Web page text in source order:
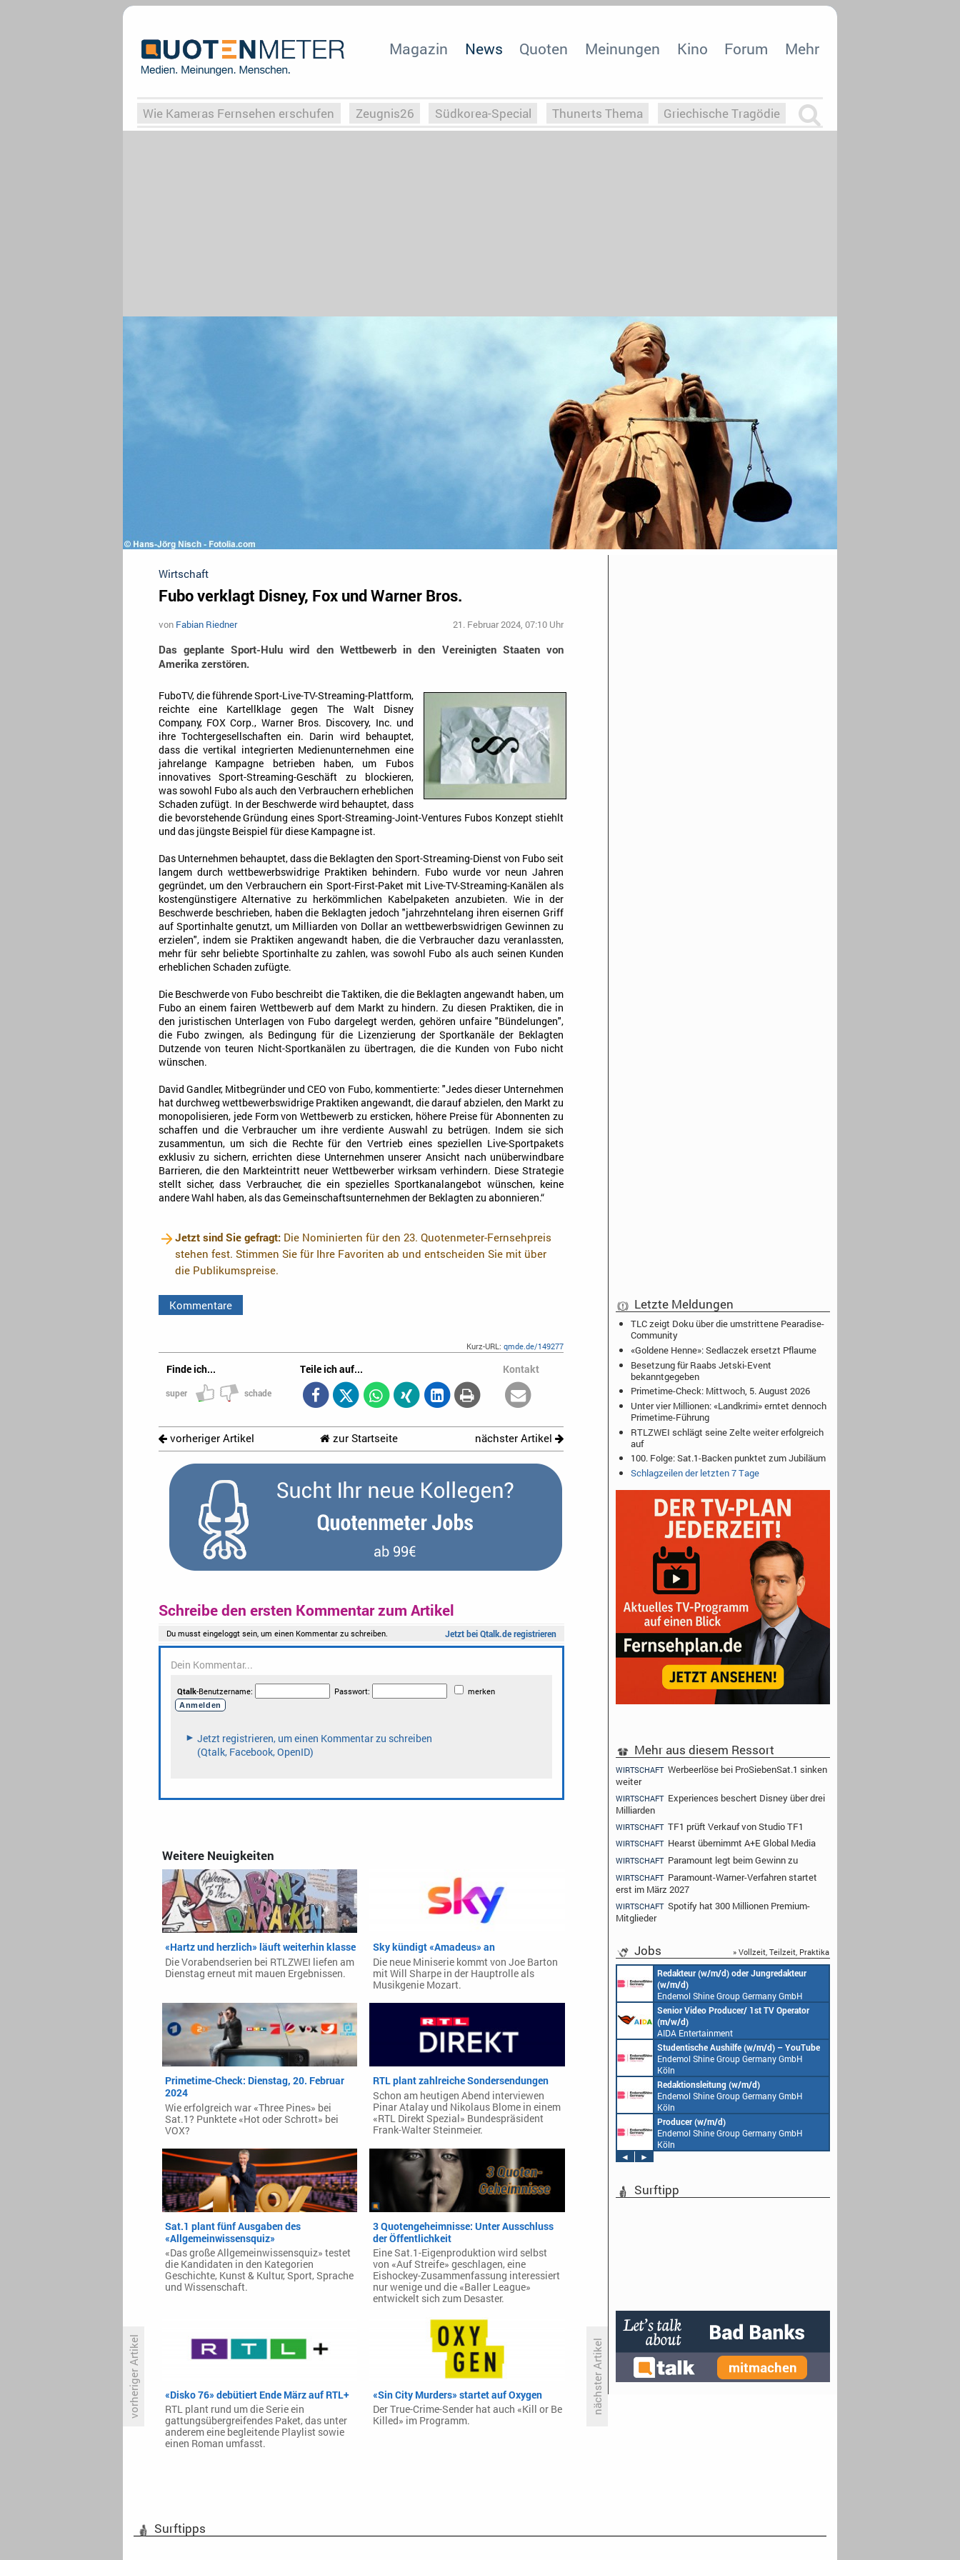
Magazin News Quoten Meinungen Kino Forum Mehr
Wie Kameras Fernsehen erschufen Zeugnis26 Südkorea-Special Thunerts Thema Griechische Tragödie
Wirtschaft
Fubo verklagt Disney, Fox und Warner Bros.
von Fabian Riedner 21. Februar 2024, 07:10 Uhr
Das geplante Sport-Hulu wird den Wettbewerb in den Vereinigten Staaten von
Amerika zerstören.
FuboTV, die führende Sport-Live-TV-Streaming-Plattform,
reichte eine Kartellklage gegen The Walt Disney
Company, FOX Corp., Warner Bros. Discovery, Inc. und
ihre Tochtergesellschaften ein. Darin wird behauptet,
dass die vertikal integrierten Medienunternehmen eine
jahrelange Kampagne betrieben haben, um Fubos
innovatives Sport-Streaming-Geschäft zu blockieren,
was sowohl Fubo als auch den Verbrauchern erheblichen
Schaden zufügt. In der Beschwerde wird behauptet, dass
die bevorstehende Gründung eines Sport-Streaming-Joint-Ventures Fubos Konzept stiehlt
und das jüngste Beispiel für diese Kampagne ist.
Das Unternehmen behauptet, dass die Beklagten den Sport-Streaming-Dienst von Fubo seit
langem durch wettbewerbswidrige Praktiken behindern. Fubo wurde vor neun Jahren
gegründet, um den Verbrauchern ein Sport-First-Paket mit Live-TV-Streaming-Kanälen als
kostengünstigere Alternative zu herkömmlichen Kabelpaketen anzubieten. Wie in der
Beschwerde beschrieben, haben die Beklagten jedoch "jahrzehntelang ihren eisernen Griff
auf Sportinhalte genutzt, um Milliarden von Dollar an wettbewerbswidrigen Gewinnen zu
erzielen", indem sie Praktiken angewandt haben, die die Verbraucher dazu veranlassten,
mehr für sehr beliebte Sportinhalte zu zahlen, was sowohl Fubo als auch seinen Kunden
erheblichen Schaden zufügte.
Die Beschwerde von Fubo beschreibt die Taktiken, die die Beklagten angewandt haben, um
Fubo an einem fairen Wettbewerb auf dem Markt zu hindern. Zu diesen Praktiken, die in
den juristischen Unterlagen von Fubo dargelegt werden, gehören unfaire "Bündelungen",
die Fubo zwingen, als Bedingung für die Lizenzierung der Sportkanäle der Beklagten
Dutzende von teuren Nicht-Sportkanälen zu übertragen, die die Kunden von Fubo nicht
wünschen.
David Gandler, Mitbegründer und CEO von Fubo, kommentierte: "Jedes dieser Unternehmen
hat durchweg wettbewerbswidrige Praktiken angewandt, die darauf abzielen, den Markt zu
monopolisieren, jede Form von Wettbewerb zu ersticken, höhere Preise für Abonnenten zu
schaffen und die Verbraucher um ihre verdiente Auswahl zu betrügen. Indem sie sich
zusammentun, um sich die Rechte für den Vertrieb eines speziellen Live-Sportpakets
exklusiv zu sichern, errichten diese Unternehmen unserer Ansicht nach unüberwindbare
Barrieren, die den Markteintritt neuer Wettbewerber wirksam verhindern. Diese Strategie
stellt sicher, dass Verbraucher, die ein spezielles Sportkanalangebot wünschen, keine
andere Wahl haben, als das Gemeinschaftsunternehmen der Beklagten zu abonnieren.“
Jetzt sind Sie gefragt:Die Nominierten für den 23. Quotenmeter-Fernsehpreis
stehen fest. Stimmen Sie für Ihre Favoriten ab und entscheiden Sie mit über
die Publikumspreise.
Kommentare
Kurz-URL:qmde.de/149277
Finde ich...
super schade
Teile ich auf... Kontakt
vorheriger Artikel zur Startseite nächster Artikel
vorheriger Artikel
Jon Stewart beflügelt die «Daily
Show»
nächster Artikel
«Saturday Night Live» geht am
24. Februar wieder auf Sendung
Schreibe den ersten Kommentar zum Artikel
Weitere Neuigkeiten
«Hartz und herzlich» läuft weiterhin klasse
Die Vorabendserien bei RTLZWEI liefen am
Dienstag erneut mit mauen Ergebnissen.
Sky kündigt «Amadeus» an
Die neue Miniserie kommt von Joe Barton
mit Will Sharpe in der Hauptrolle als
Musikgenie Mozart.
Primetime-Check: Dienstag, 20. Februar
2024
Wie erfolgreich war «Three Pines» bei
Sat.1? Punktete «Hot oder Schrott» bei
VOX?
RTL plant zahlreiche Sondersendungen
Schon am heutigen Abend interviewen
Pinar Atalay und Nikolaus Blome in einem
«RTL Direkt Spezial» Bundespräsident
Frank-Walter Steinmeier.
Sat.1 plant fünf Ausgaben des
«Allgemeinwissensquiz»
«Das große Allgemeinwissensquiz» testet
die Kandidaten in den Kategorien
Geschichte, Kunst & Kultur, Sport, Sprache
und Wissenschaft.
3 Quotengeheimnisse: Unter Ausschluss
der Öffentlichkeit
Eine Sat.1-Eigenproduktion wird selbst
von «Auf Streife» geschlagen, eine
Eishockey-Zusammenfassung interessiert
nur wenige und die «Baller League»
entwickelt sich zum Desaster.
«Disko 76» debütiert Ende März auf RTL+
RTL plant rund um die Serie ein
gattungsübergreifendes Paket, das unter
anderem eine begleitende Playlist sowie
einen Roman umfasst.
«Sin City Murders» startet auf Oxygen
Der True-Crime-Sender hat auch «Kill or Be
Killed» im Programm.
Letzte Meldungen
TLC zeigt Doku über die umstrittene Pearadise-
Community
«Goldene Henne»: Sedlaczek ersetzt Pflaume
Besetzung für Raabs Jetski-Event
bekanntgegeben
Primetime-Check: Mittwoch, 5. August 2026
Unter vier Millionen: «Landkrimi» erntet dennoch
Primetime-Führung
RTLZWEI schlägt seine Zelte weiter erfolgreich
auf
100. Folge: Sat.1-Backen punktet zum Jubiläum
Schlagzeilen der letzten 7 Tage
Mehr aus diesem Ressort
WIRTSCHAFT Werbeerlöse bei ProSiebenSat.1 sinken
weiter
WIRTSCHAFT Experiences beschert Disney über drei
Milliarden
WIRTSCHAFT TF1 prüft Verkauf von Studio TF1
WIRTSCHAFT Hearst übernimmt A+E Global Media
WIRTSCHAFT Paramount legt beim Gewinn zu
WIRTSCHAFT Paramount-Warner-Verfahren startet
erst im März 2027
WIRTSCHAFT Spotify hat 300 Millionen Premium-
Mitglieder
Jobs » Vollzeit, Teilzeit, Praktika
Pflichtpraktikant (w/m/d) Redaktion
Endemol Shine Group Germany GmbH
AIDA Entertainment
Hamburg
Stage Operator / Fachkraft für
Schwerpunkt Bühne
AIDA Entertainment
an Bord unserer Schiffe
Sound Operator / Fachkraft für
Veranstaltungstechnik (m/w/d) -
Schwerpunkt Ton
AIDA Entertainment
an Bord unserer Schiffe
TV & Film Redakteur (m/w/d)
AIDA Entertainment
Redakteur (w/m/d) oder Jungredakteur
(w/m/d)
Endemol Shine Group Germany GmbH
Köln
Senior Video Producer/ 1st TV Operator
(m/w/d)
AIDA Entertainment
an Bord unserer Schiffe
Studentische Aushilfe (w/m/d) – YouTube
Endemol Shine Group Germany GmbH
Köln
Redaktionsleitung (w/m/d)
Endemol Shine Group Germany GmbH
Köln
Producer (w/m/d)
Endemol Shine Group Germany GmbH
Köln
◄
►
Surftipp
Surftipps